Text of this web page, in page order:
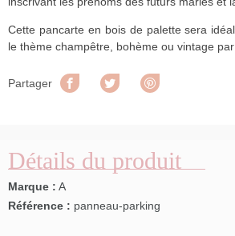
Cette pancarte en bois de palette sera
le thème champêtre, bohème ou vintage par
Partager Partager Tweet
Détails du produit
Marque : A
Référence : panneau-parking